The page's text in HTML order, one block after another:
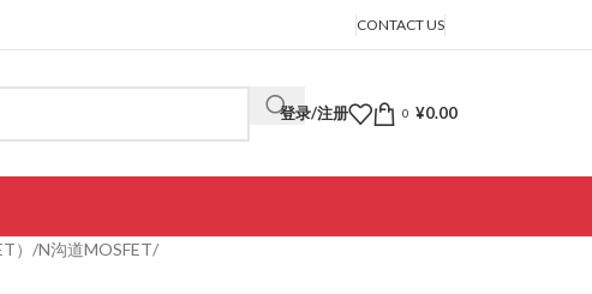
CONTACT US
登录/注册 0 ¥0.00
） N沟道MOSFET